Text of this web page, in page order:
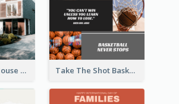
Family Open House Registration Instagram Post Take The Shot Basketball Instagram Post